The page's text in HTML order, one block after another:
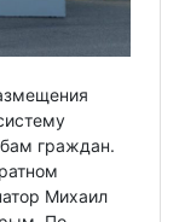
граждан.
Михаил